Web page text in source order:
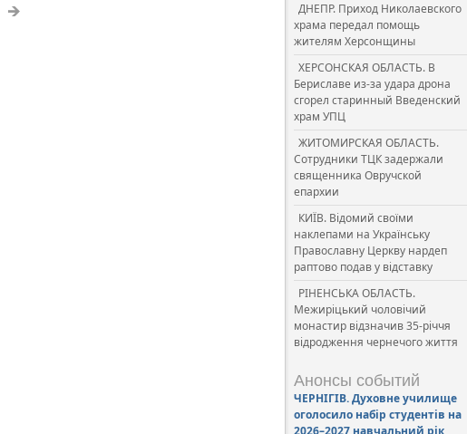
ДНЕПР. Приход Николаевского
храма передал помощь
жителям Херсонщины
ХЕРСОНСКАЯ ОБЛАСТЬ. В
Бериславе из-за удара дрона
сгорел старинный Введенский
храм УПЦ
ЖИТОМИРСКАЯ ОБЛАСТЬ.
Сотрудники ТЦК задержали
священника Овручской
епархии
КИЇВ. Відомий своїми
наклепами на Українську
Православну Церкву нардеп
раптово подав у відставку
РІНЕНСЬКА ОБЛАСТЬ.
Межиріцький чоловічий
монастир відзначив 35-річчя
відродження чернечого життя
Анонсы событий
ЧЕРНІГІВ. Духовне училище
оголосило набір студентів на
2026–2027 навчальний рік